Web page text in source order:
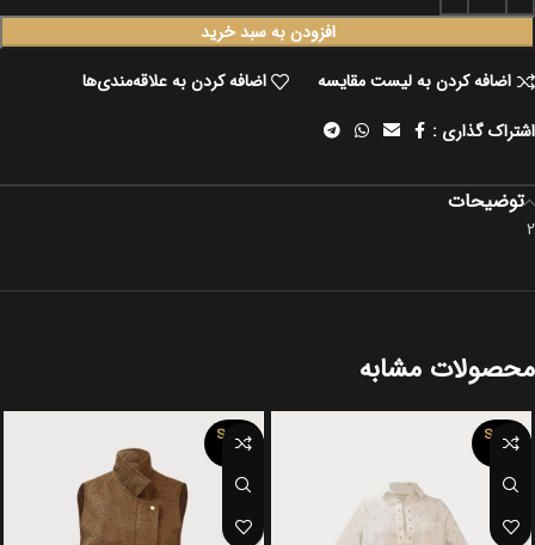
افزودن به سبد خرید
اضافه کردن به لیست مقایسه
اضافه کردن به علاقه‌مندی‌ها
اشتراک گذاری :
توضیحات
2
محصولات مشابه
SOLD
OUT
SOLD
OUT